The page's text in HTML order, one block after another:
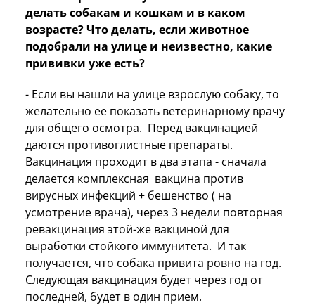
делать собакам и кошкам и в каком
возрасте? Что делать, если животное
подобрали на улице и неизвестно, какие
прививки уже есть?
- Если вы нашли на улице взрослую собаку, то
желательно ее показать ветеринарному врачу
для общего осмотра. Перед вакцинацией
даются противоглистные препараты.
Вакцинация проходит в два этапа - сначала
делается комплексная вакцина против
вирусных инфекций + бешенство ( на
усмотрение врача), через 3 недели повторная
ревакцинация этой-же вакциной для
выработки стойкого иммунитета. И так
получается, что собака привита ровно на год.
Следующая вакцинация будет через год от
последней, будет в один прием.